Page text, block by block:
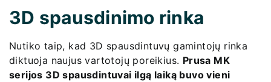
3D spausdinimo rinka
Nutiko taip, kad 3D spausdintuvų gamintojų rinka
diktuoja naujus vartotojų poreikius. Prusa MK
serijos 3D spausdintuvai ilgą laiką buvo vieni